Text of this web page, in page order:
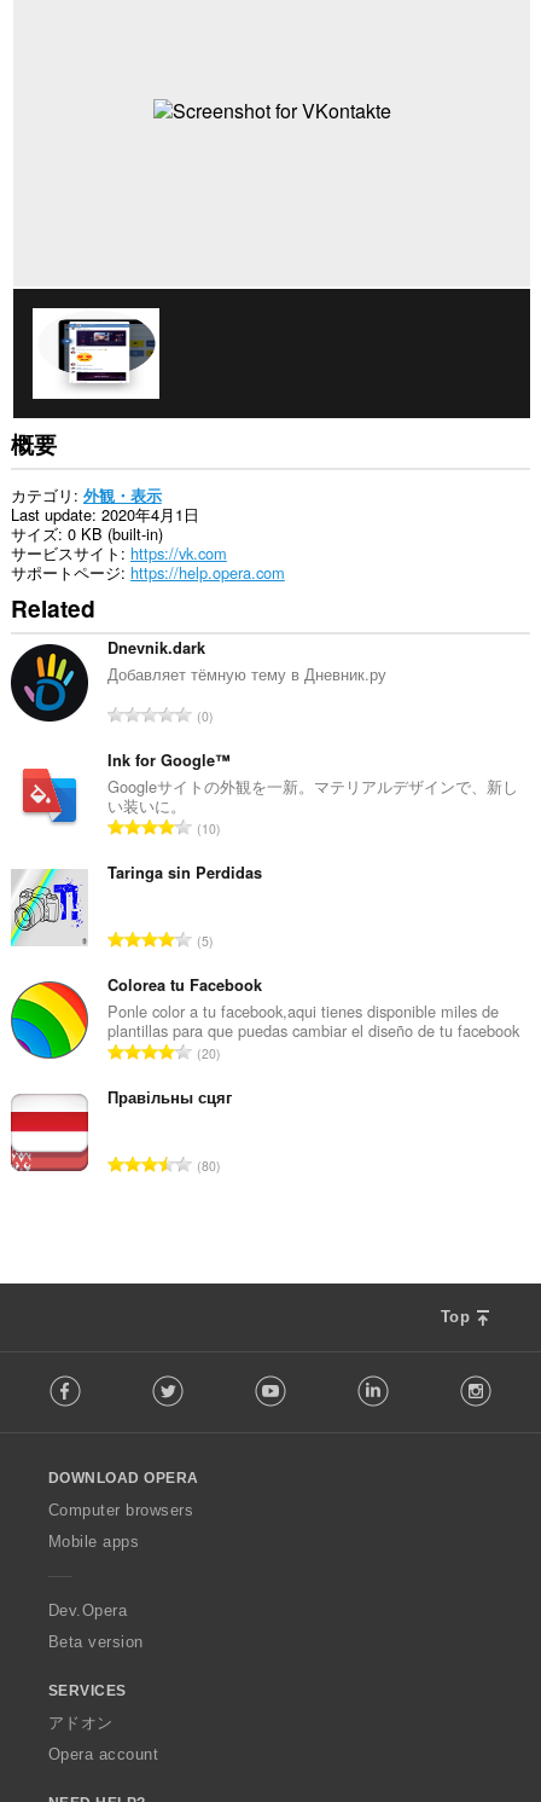
概要
カテゴリ 外観・表示
Last update 2020年4月1日
サイズ 0 KB (built-in)
サービスサイト https://vk.com
サポートページ https://help.opera.com
Related
Dnevnik.dark
Добавляет тёмную тему в Дневник.ру
評
の
総
：
0
Ink for Google™
Googleサイトの外観を一新。マテリアルデザインで、新し
い装いに。
評
の
：
10
Taringa sin Perdidas
評
の
総
数
：
5
Colorea tu Facebook
Ponle color a tu facebook,aqui tienes disponible miles de
plantillas para que puedas cambiar el diseño de tu facebook
評
の
：
20
Правільны сцяг
評
：
80
Top
o
w
O
p
a
Facebook Twitter Youtube LinkedIn
DOWNLOAD OPERA
Computer browsers
Mobile apps
Dev.Opera
Beta version
SERVICES
アドオン
Opera account